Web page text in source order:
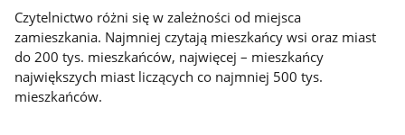
Czytelnictwo różni się w zależności od miejsca
zamieszkania. Najmniej czytają mieszkańcy wsi oraz miast
do 200 tys. mieszkańców, najwięcej – mieszkańcy
największych miast liczących co najmniej 500 tys.
mieszkańców.